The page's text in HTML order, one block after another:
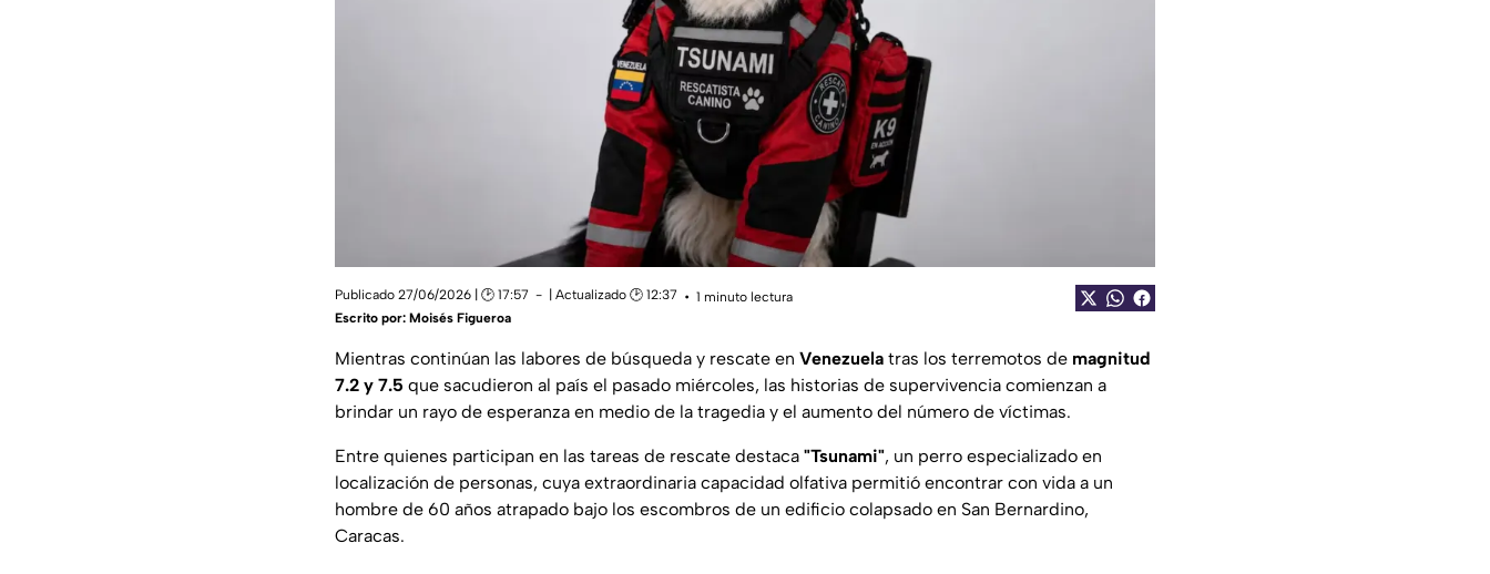
Publicado 27/06/2026 | 🕑 17:57 | Actualizado 🕑 12:37
1 minuto lectura
Escrito por: Moisés Figueroa
Mientras continúan las labores de búsqueda y rescate en Venezuela tras los terremotos de magnitud
7.2 y 7.5 que sacudieron al país el pasado miércoles, las historias de supervivencia comienzan a
brindar un rayo de esperanza en medio de la tragedia y el aumento del número de víctimas.
Entre quienes participan en las tareas de rescate destaca "Tsunami", un perro especializado en
localización de personas, cuya extraordinaria capacidad olfativa permitió encontrar con vida a un
hombre de 60 años atrapado bajo los escombros de un edificio colapsado en San Bernardino,
Caracas.